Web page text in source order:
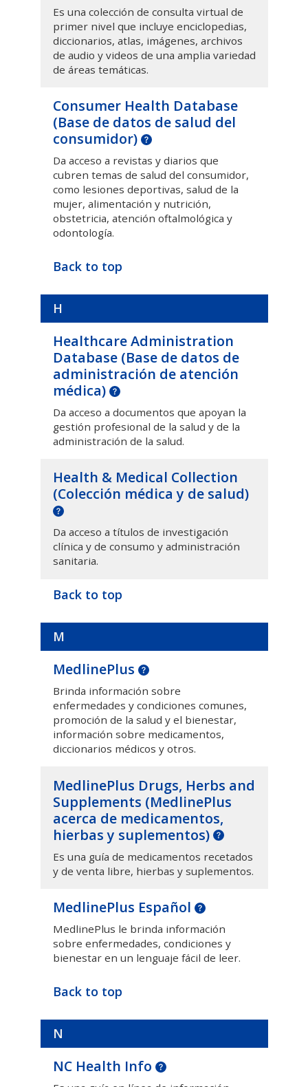
Es una colección de consulta virtual de
primer nivel que incluye enciclopedias,
diccionarios, atlas, imágenes, archivos
de audio y videos de una amplia variedad
de áreas temáticas.
Consumer Health Database
(Base de datos de salud del
consumidor)
Da acceso a revistas y diarios que
cubren temas de salud del consumidor,
como lesiones deportivas, salud de la
mujer, alimentación y nutrición,
obstetricia, atención oftalmológica y
odontología.
Back to top
H
Healthcare Administration
Database (Base de datos de
administración de atención
médica)
Da acceso a documentos que apoyan la
gestión profesional de la salud y de la
administración de la salud.
Health & Medical Collection
(Colección médica y de salud)
Da acceso a títulos de investigación
clínica y de consumo y administración
sanitaria.
Back to top
M
MedlinePlus
Brinda información sobre
enfermedades y condiciones comunes,
promoción de la salud y el bienestar,
información sobre medicamentos,
diccionarios médicos y otros.
MedlinePlus Drugs, Herbs and
Supplements (MedlinePlus
acerca de medicamentos,
hierbas y suplementos)
Es una guía de medicamentos recetados
y de venta libre, hierbas y suplementos.
MedlinePlus Español
MedlinePlus le brinda información
sobre enfermedades, condiciones y
bienestar en un lenguaje fácil de leer.
Back to top
N
NC Health Info